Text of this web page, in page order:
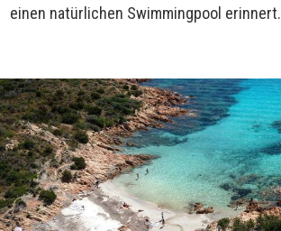
einen natürlichen Swimmingpool erinnert.